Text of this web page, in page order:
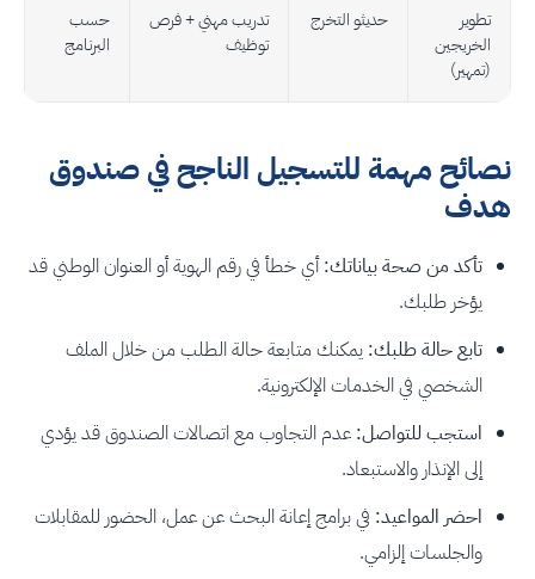
تطوير
الخريجين
(تمهير)
حديثو التخرج
تدريب مهني + فرص
توظيف
حسب
البرنامج
نصائح مهمة للتسجيل الناجح في صندوق
هدف
تأكد من صحة بياناتك:أي خطأ في رقم الهوية أو العنوان الوطني قد
يؤخر طلبك.
تابع حالة طلبك: يمكنك متابعة حالة الطلب من خلال الملف
الشخصي في الخدمات الإلكترونية.
استجب للتواصل: عدم التجاوب مع اتصالات الصندوق قد يؤدي
إلى الإنذار والاستبعاد.
احضر المواعيد: في برامج إعانة البحث عن عمل، الحضور للمقابلات
والجلسات إلزامي.